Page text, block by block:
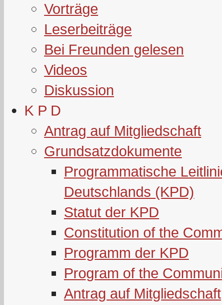
Vorträge
Leserbeiträge
Bei Freunden gelesen
Videos
Diskussion
K P D
Antrag auf Mitgliedschaft
Grundsatzdokumente
Programmatische
Deutschlands (KPD)
Statut der KPD
Constitution of the
Programm der KPD
Program of the
Antrag auf Mitgliedschaft